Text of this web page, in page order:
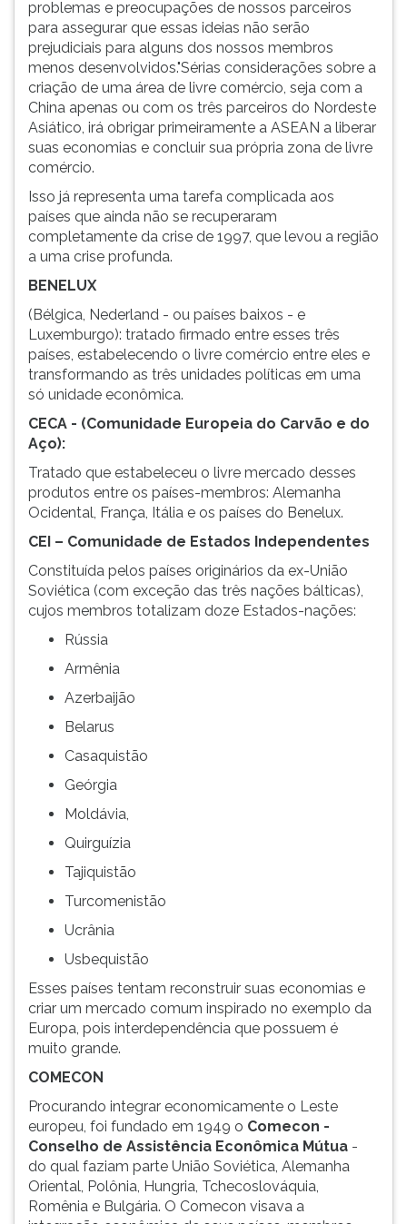
problemas e preocupações de nossos parceiros
para assegurar que essas ideias não serão
prejudiciais para alguns dos nossos membros
menos desenvolvidos."Sérias considerações sobre a
criação de uma área de livre comércio, seja com a
China apenas ou com os três parceiros do Nordeste
Asiático, irá obrigar primeiramente a ASEAN a liberar
suas economias e concluir sua própria zona de livre
comércio.
Isso já representa uma tarefa complicada aos
países que ainda não se recuperaram
completamente da crise de 1997, que levou a região
a uma crise profunda.
BENELUX
(Bélgica, Nederland - ou países baixos - e
Luxemburgo): tratado firmado entre esses três
países, estabelecendo o livre comércio entre eles e
transformando as três unidades políticas em uma
só unidade econômica.
CECA - (Comunidade Europeia do Carvão e do
Aço):
Tratado que estabeleceu o livre mercado desses
produtos entre os países-membros: Alemanha
Ocidental, França, Itália e os países do Benelux.
CEI – Comunidade de Estados Independentes
Constituída pelos países originários da ex-União
Soviética (com exceção das três nações bálticas),
cujos membros totalizam doze Estados-nações:
Rússia
Armênia
Azerbaijão
Belarus
Casaquistão
Geórgia
Moldávia,
Quirguízia
Tajiquistão
Turcomenistão
Ucrânia
Usbequistão
Esses países tentam reconstruir suas economias e
criar um mercado comum inspirado no exemplo da
Europa, pois interdependência que possuem é
muito grande.
COMECON
Procurando integrar economicamente o Leste
europeu, foi fundado em 1949 o Comecon -
Conselho de Assistência Econômica Mútua -
do qual faziam parte União Soviética, Alemanha
Oriental, Polônia, Hungria, Tchecoslováquia,
Romênia e Bulgária. O Comecon visava a